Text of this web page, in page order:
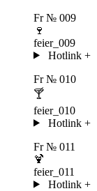
Fr № 009
🍷
feier_009
Hotlink +
Fr № 010
🍸
feier_010
Hotlink +
Fr № 011
🍹
feier_011
Hotlink +